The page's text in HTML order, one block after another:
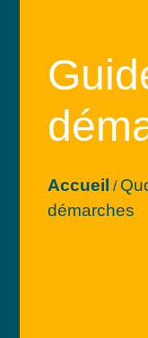
Accueil /
démarches